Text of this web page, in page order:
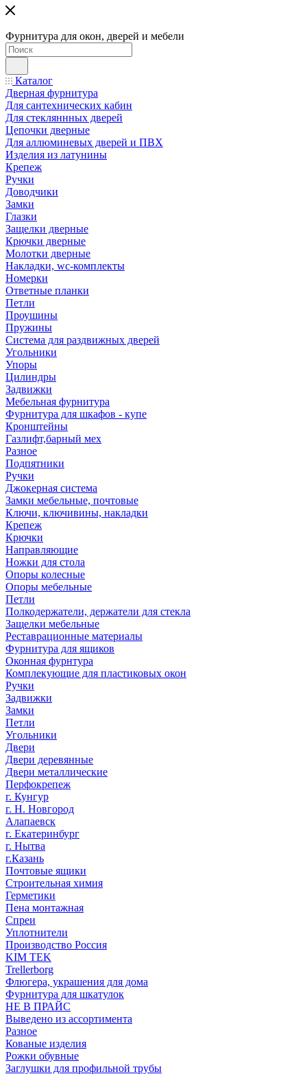
Фурнитура для окон, дверей и мебели
Каталог
Дверная фурнитура
Для сантехнических кабин
Для стекляннных дверей
Цепочки дверные
Для аллюминевых дверей и ПВХ
Изделия из латунины
Крепеж
Ручки
Доводчики
Замки
Глазки
Защелки дверные
Крючки дверные
Молотки дверные
Накладки, wc-комплекты
Номерки
Ответные планки
Петли
Проушины
Пружины
Система для раздвижных дверей
Угольники
Упоры
Цилиндры
Задвижки
Мебельная фурнитура
Фурнитура для шкафов - купе
Кронштейны
Газлифт,барный мех
Разное
Подпятники
Ручки
Джокерная система
Замки мебельные, почтовые
Ключи, ключивины, накладки
Крепеж
Крючки
Направляющие
Ножки для стола
Опоры колесные
Опоры мебельные
Петли
Полкодержатели, держатели для стекла
Защелки мебельные
Реставрационные материалы
Фурнитура для ящиков
Оконная фурнтура
Комплекующие для пластиковых окон
Ручки
Задвижки
Замки
Петли
Угольники
Двери
Двери деревянные
Двери металлические
Перфокрепеж
г. Кунгур
г. Н. Новгород
Алапаевск
г. Екатеринбург
г. Нытва
г.Казань
Почтовые ящики
Строительная химия
Герметики
Пена монтажная
Спреи
Уплотнители
Производство Россия
KIM TEK
Trellerborg
Флюгера, украшения для дома
Фурнитура для шкатулок
НЕ В ПРАЙС
Выведено из ассортимента
Разное
Кованые изделия
Рожки обувные
Заглушки для профильной трубы